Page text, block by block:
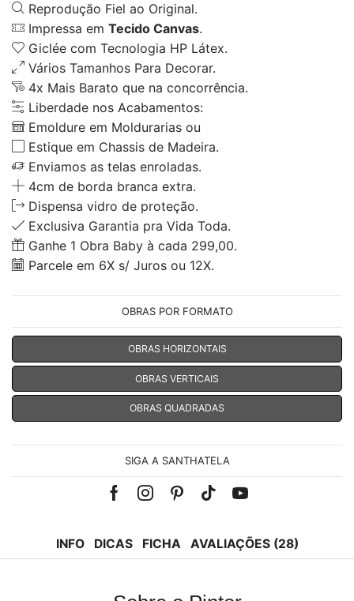
Reprodução Fiel ao Original.
Impressa em Tecido Canvas.
Giclée com Tecnologia HP Látex.
Vários Tamanhos Para Decorar.
4x Mais Barato que na concorrência.
Liberdade nos Acabamentos:
Emoldure em Moldurarias ou
Estique em Chassis de Madeira.
Enviamos as telas enroladas.
4cm de borda branca extra.
Dispensa vidro de proteção.
Exclusiva Garantia pra Vida Toda.
Ganhe 1 Obra Baby à cada 299,00.
Parcele em 6X s/ Juros ou 12X.
OBRAS POR FORMATO
OBRAS HORIZONTAIS
OBRAS VERTICAIS
OBRAS QUADRADAS
SIGA A SANTHATELA
FacebookInstagramPinterest
Tik-Youtube
INFO DICAS FICHA AVALIAÇÕES (28)